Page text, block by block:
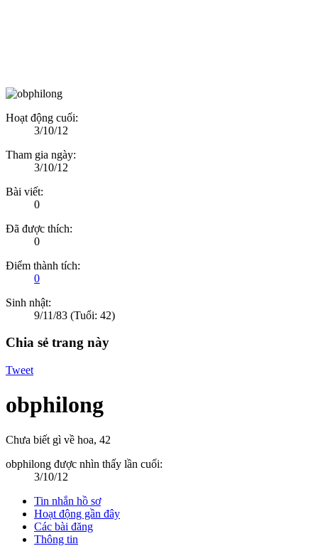
Hoạt động cuối:
3/10/12
Tham gia ngày:
3/10/12
Bài viết:
0
Đã được thích:
0
Điểm thành tích:
0
Sinh nhật:
9/11/83 (Tuổi: 42)
Chia sẻ trang này
Tweet
obphilong
Chưa biết gì về hoa, 42
obphilong được nhìn thấy lần cuối:
3/10/12
Tin nhắn hồ sơ
Hoạt động gần đây
Các bài đăng
Thông tin